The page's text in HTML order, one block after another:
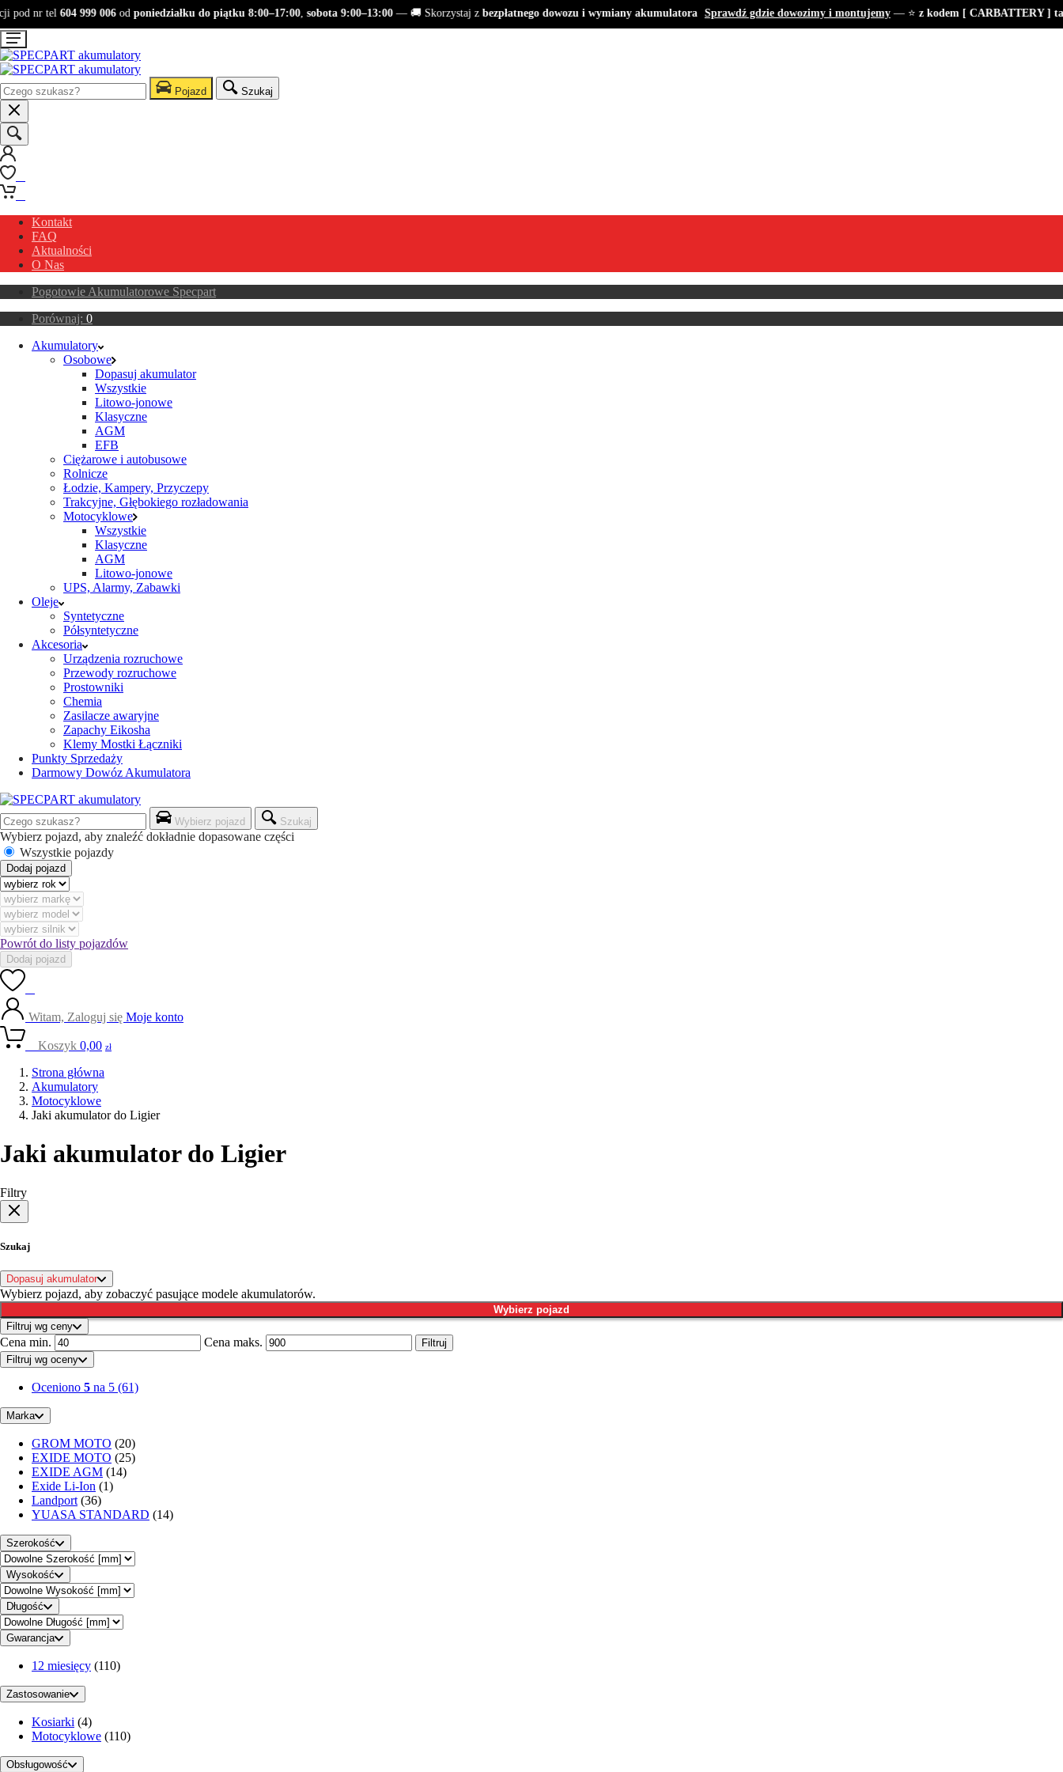
pod nr tel604 999 006odponiedziałku do piątku 8:00–17:00,sobota 9:00–13:00— 🚚 Skorzystaj z bezpłatnego dowozu i wymiany akumulatora Sprawdź gdzie dowozimy i montujemy— ⭐ z kodem [ CARBATTERY ]
Pojazd Szukaj
Kontakt
FAQ
Aktualności
O Nas
Pogotowie Akumulatorowe Specpart
Porównaj: 0
Akumulatory
Osobowe
Dopasuj akumulator
Wszystkie
Litowo-jonowe
Klasyczne
AGM
EFB
Ciężarowe i autobusowe
Rolnicze
Łodzie, Kampery, Przyczepy
Trakcyjne, Głębokiego rozładowania
Motocyklowe
Wszystkie
Klasyczne
AGM
Litowo-jonowe
UPS, Alarmy, Zabawki
Oleje
Syntetyczne
Półsyntetyczne
Akcesoria
Urządzenia rozruchowe
Przewody rozruchowe
Prostowniki
Chemia
Zasilacze awaryjne
Zapachy Eikosha
Klemy Mostki Łączniki
Punkty Sprzedaży
Darmowy Dowóz Akumulatora
Wybierz pojazd Szukaj
Wybierz pojazd, aby znaleźć dokładnie dopasowane części
Wszystkie pojazdy
Dodaj pojazd
Powrót do listy pojazdów
Dodaj pojazd
Witam, Zaloguj się Moje konto
Koszyk 0,00 zł
Strona główna
Akumulatory
Motocyklowe
Jaki akumulator do Ligier
Jaki akumulator do Ligier
Filtry
Szukaj
Dopasuj akumulator
Wybierz pojazd, aby zobaczyć pasujące modele akumulatorów.
Wybierz pojazd
Filtruj wg ceny
Cena min. Cena maks.
Filtruj
Filtruj wg oceny
Oceniono 5 na 5 (61)
Marka
GROM MOTO (20)
EXIDE MOTO (25)
EXIDE AGM (14)
Exide Li-Ion (1)
Landport (36)
YUASA STANDARD (14)
Szerokość
Wysokość
Długość
Gwarancja
12 miesięcy (110)
Zastosowanie
Kosiarki (4)
Motocyklowe (110)
Obsługowość